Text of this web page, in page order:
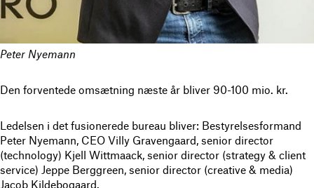
Peter Nyemann
Den forventede omsætning næste år bliver 90-100 mio. kr.
Ledelsen i det fusionerede bureau bliver: Bestyrelsesformand
Peter Nyemann, CEO Villy Gravengaard, senior director
(technology) Kjell Wittmaack, senior director (strategy & client
service) Jeppe Berggreen, senior director (creative & media)
Jacob Kildebogaard.